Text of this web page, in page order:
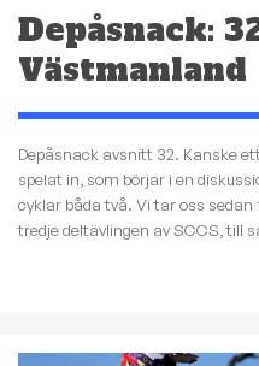
Depåsnack:
Västmanland
Depåsnack avsnitt 32. Kanske
spelat in, som börjar i en
cyklar båda två. Vi tar oss
tredje deltävlingen av SCCS, till